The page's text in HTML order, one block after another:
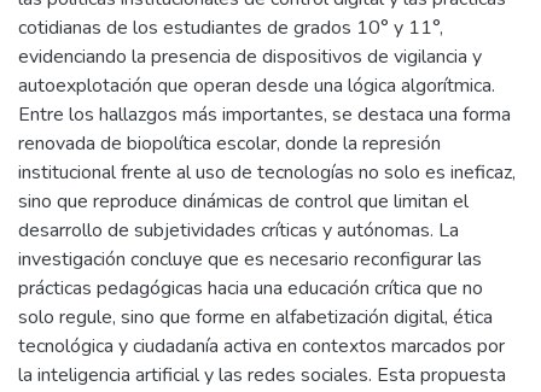
cotidianas de los estudiantes de grados 10° y 11°,
evidenciando la presencia de dispositivos de vigilancia y
autoexplotación que operan desde una lógica algorítmica.
Entre los hallazgos más importantes, se destaca una forma
renovada de biopolítica escolar, donde la represión
institucional frente al uso de tecnologías no solo es ineficaz,
sino que reproduce dinámicas de control que limitan el
desarrollo de subjetividades críticas y autónomas. La
investigación concluye que es necesario reconfigurar las
prácticas pedagógicas hacia una educación crítica que no
solo regule, sino que forme en alfabetización digital, ética
tecnológica y ciudadanía activa en contextos marcados por
la inteligencia artificial y las redes sociales. Esta propuesta